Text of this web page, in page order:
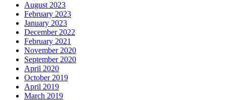
August 2023
February 2023
January 2023
December 2022
February 2021
November 2020
September 2020
April 2020
October 2019
April 2019
March 2019